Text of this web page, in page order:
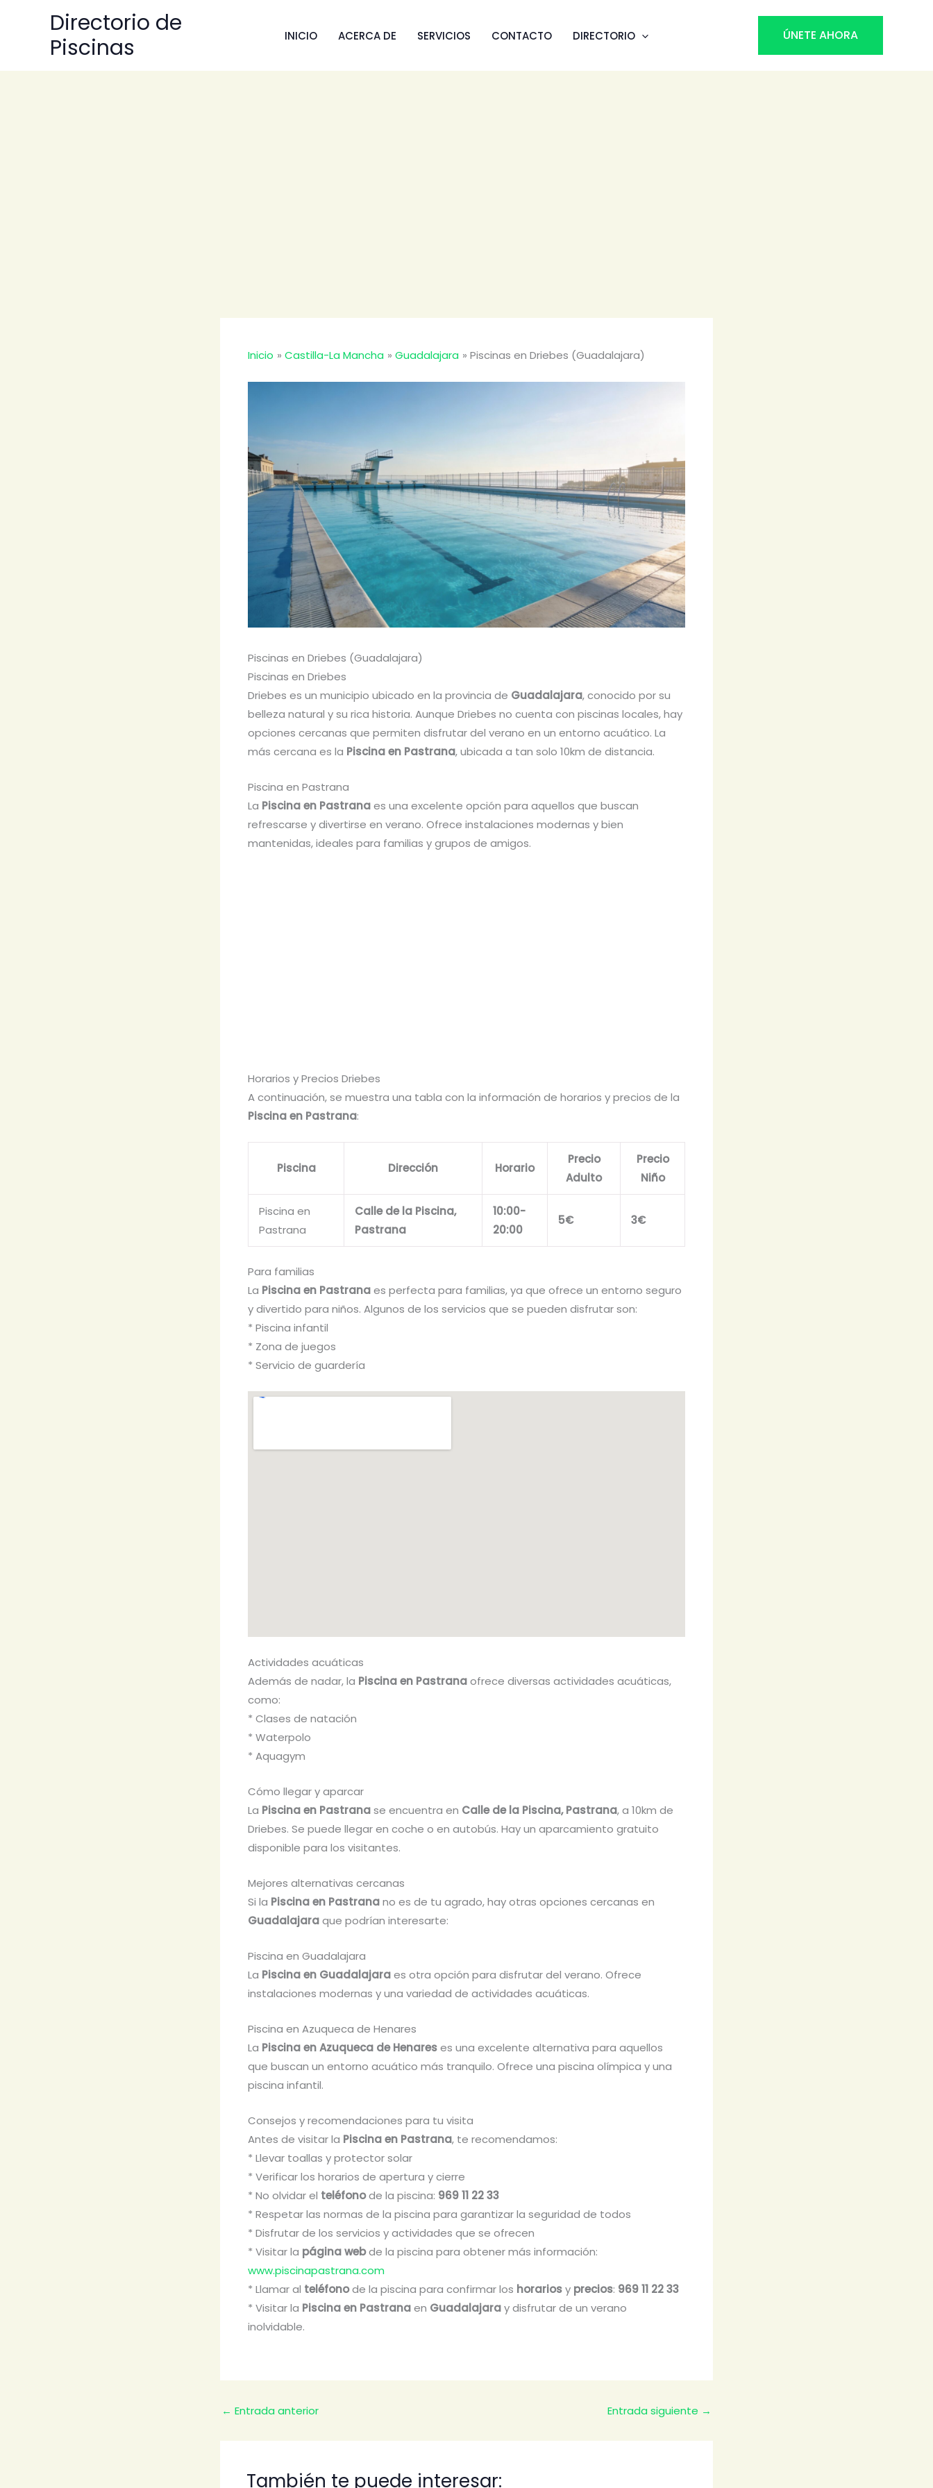
Directorio de
Piscinas
INICIO ACERCA DE SERVICIOS CONTACTO DIRECTORIO ÚNETE AHORA
Inicio Castilla-La Mancha Guadalajara Piscinas en Driebes (Guadalajara)
Piscinas en Driebes (Guadalajara)
Piscinas en Driebes
Driebes es un municipio ubicado en la provincia de Guadalajara, conocido por su
belleza natural y su rica historia. Aunque Driebes no cuenta con piscinas locales, hay
opciones cercanas que permiten disfrutar del verano en un entorno acuático. La
más cercana es la Piscina en Pastrana, ubicada a tan solo 10km de distancia.
Piscina en Pastrana
La Piscina en Pastranaes una excelente opción para aquellos que buscan
refrescarse y divertirse en verano. Ofrece instalaciones modernas y bien
mantenidas, ideales para familias y grupos de amigos.
Horarios y Precios Driebes
A continuación, se muestra una tabla con la información de horarios y precios de la
Piscina en Pastrana:
Piscina Dirección Horario
Precio
Adulto
Precio
Niño
Piscina en
Pastrana
Calle de la Piscina,
Pastrana
10:00-
20:00
5€ 3€
Para familias
La Piscina en Pastranaes perfecta para familias, ya que ofrece un entorno seguro
y divertido para niños. Algunos de los servicios que se pueden disfrutar son:
* Piscina infantil
* Zona de juegos
* Servicio de guardería
Actividades acuáticas
Además de nadar, la Piscina en Pastranaofrece diversas actividades acuáticas,
como:
* Clases de natación
* Waterpolo
* Aquagym
Cómo llegar y aparcar
La Piscina en Pastranase encuentra en Calle de la Piscina, Pastrana, a 10km de
Driebes. Se puede llegar en coche o en autobús. Hay un aparcamiento gratuito
disponible para los visitantes.
Mejores alternativas cercanas
Si la Piscina en Pastranano es de tu agrado, hay otras opciones cercanas en
Guadalajaraque podrían interesarte:
Piscina en Guadalajara
La Piscina en Guadalajaraes otra opción para disfrutar del verano. Ofrece
instalaciones modernas y una variedad de actividades acuáticas.
Piscina en Azuqueca de Henares
La Piscina en Azuqueca de Henareses una excelente alternativa para aquellos
que buscan un entorno acuático más tranquilo. Ofrece una piscina olímpica y una
piscina infantil.
Consejos y recomendaciones para tu visita
Antes de visitar la Piscina en Pastrana, te recomendamos:
* Llevar toallas y protector solar
* Verificar los horarios de apertura y cierre
* No olvidar el teléfonode la piscina: 969 11 22 33
* Respetar las normas de la piscina para garantizar la seguridad de todos
* Disfrutar de los servicios y actividades que se ofrecen
* Visitar la página webde la piscina para obtener más información:
www.piscinapastrana.com
* Llamar al teléfonode la piscina para confirmar los horariosy precios: 969 11 22 33
* Visitar la Piscina en Pastranaen Guadalajaray disfrutar de un verano
inolvidable.
← Entrada anterior Entrada siguiente →
También te puede interesar: